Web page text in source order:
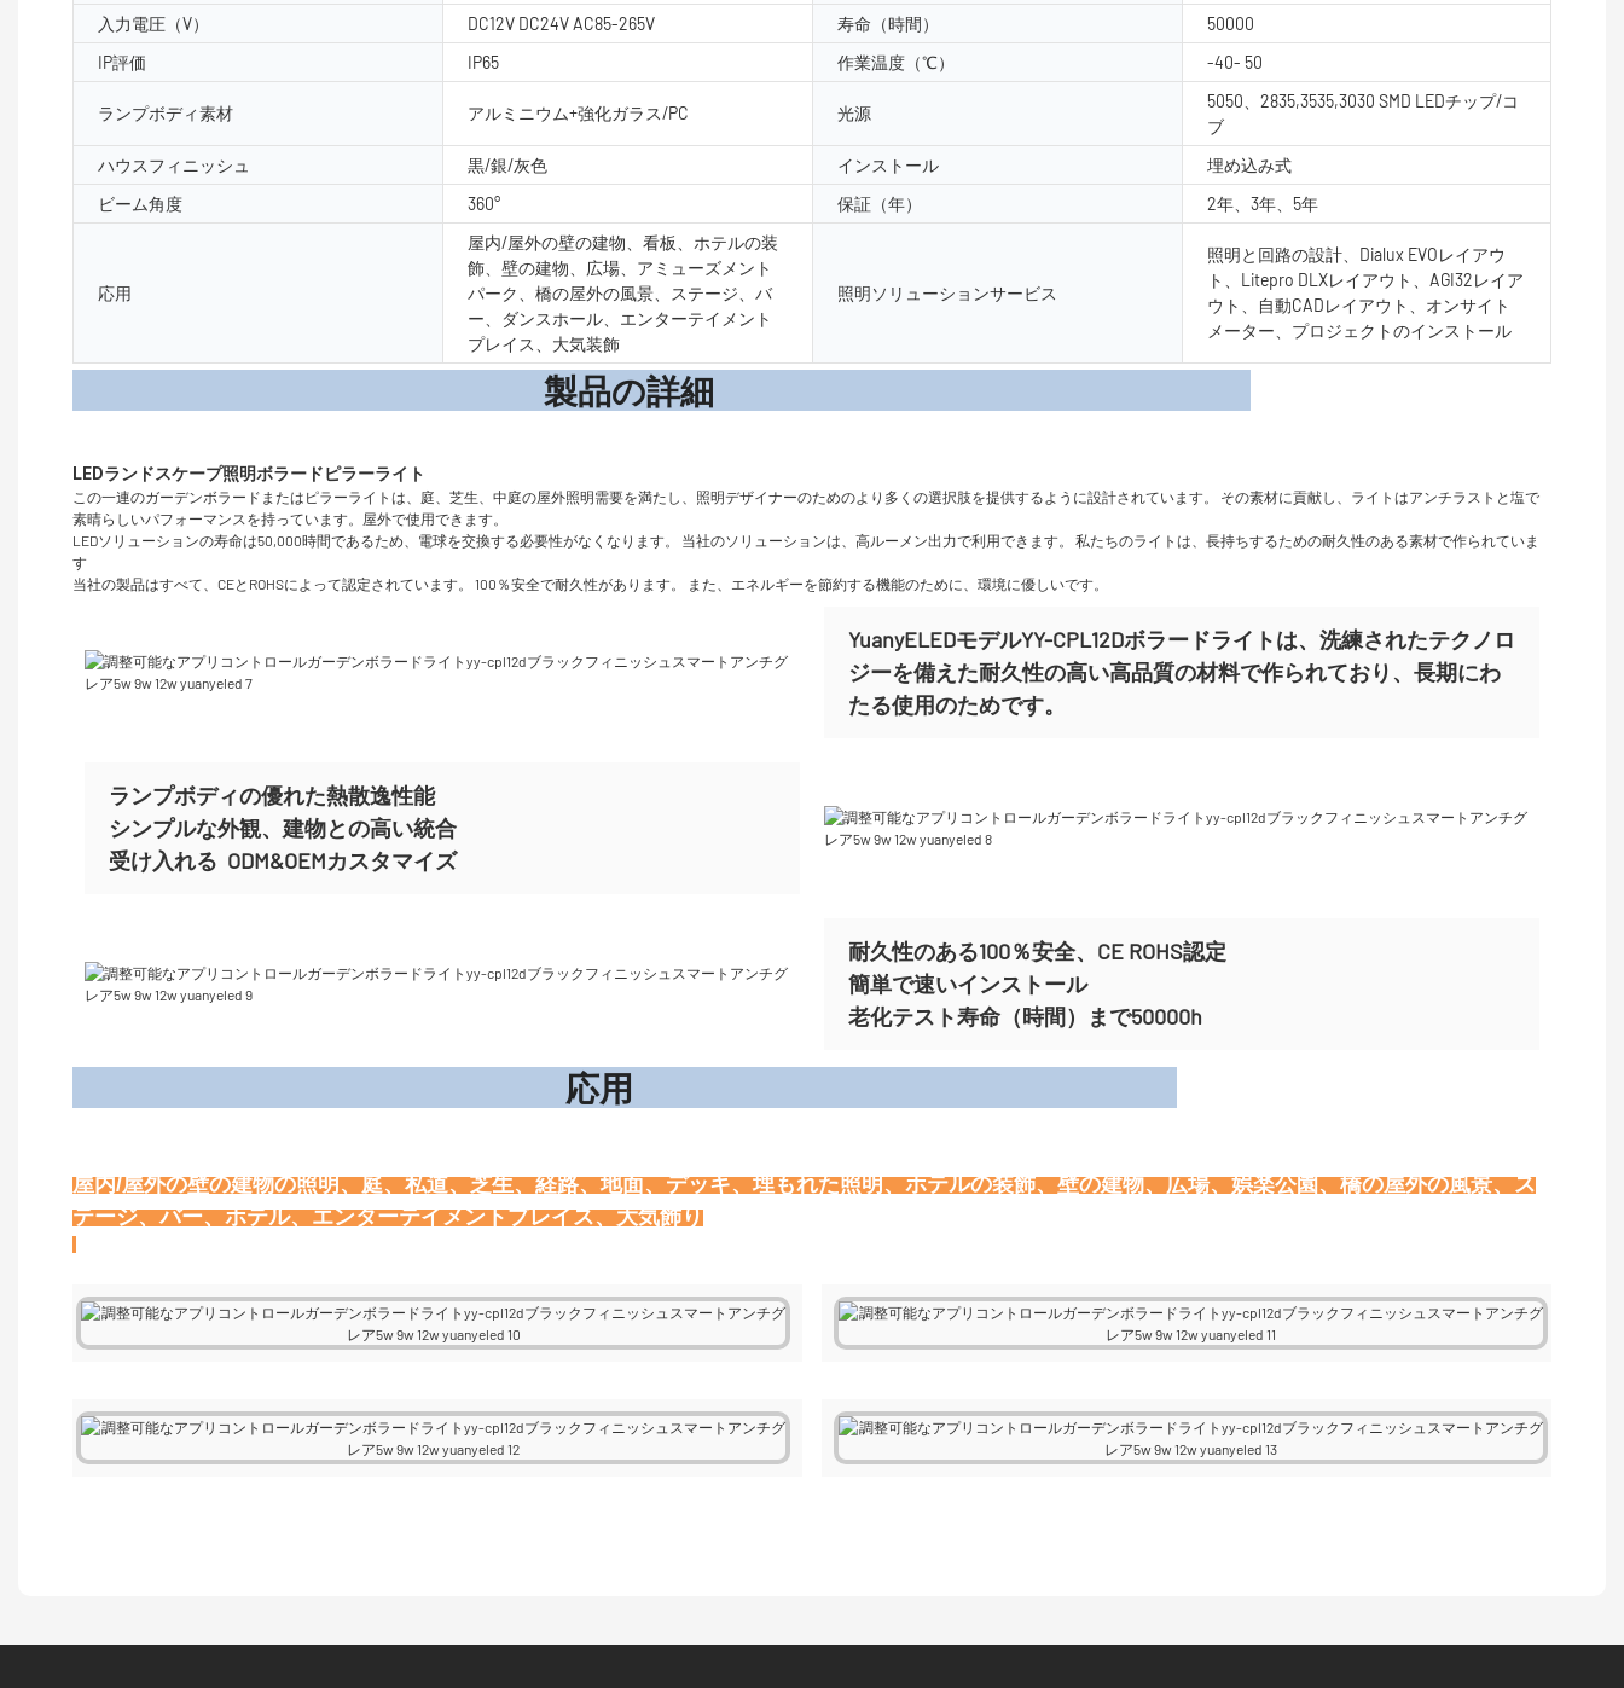
入力電圧（V）
DC12V DC24V AC85-265V 寿命（時間）
50000
IP評価
IP65 作業温度（℃） -40- 50
ランプボディ素材 アルミニウム+強化ガラス/PC 光源
5050、2835,3535,3030 SMD LEDチップ/コ
ブ
ハウスフィニッシュ
黒/銀/灰色 インストール
埋め込み式
ビーム角度
360° 保証（年） 2年、3年、5年
応用
屋内/屋外の壁の建物、看板、ホテルの装
飾、壁の建物、広場、アミューズメント
パーク、橋の屋外の風景、ステージ、バ
ー、ダンスホール、エンターテイメント
プレイス、大気装飾
照明ソリューションサービス
照明と回路の設計、Dialux EVOレイアウ
ト、Litepro DLXレイアウト、AGI32レイア
ウト、自動CADレイアウト、オンサイト
メーター、プロジェクトのインストール
製品の詳細
この一連のガーデンボラードまたはピラーライトは、庭、芝生、中庭の屋外照明需要を満たし、照明デザイナーのためのより多くの選択肢を提供するように設計されています。 その素材に貢献し、ライトはアンチラストと塩で
素晴らしいパフォーマンスを持っています。屋外で使用できます。
LEDソリューションの寿命は50,000時間であるため、電球を交換する必要性がなくなります。 当社のソリューションは、高ルーメン出力で利用できます。 私たちのライトは、長持ちするための耐久性のある素材で作られていま
す
当社の製品はすべて、CEとROHSによって認定されています。 100％安全で耐久性があります。 また、エネルギーを節約する機能のために、環境に優しいです。
YuanyELEDモデルYY-CPL12Dボラードライトは、洗練されたテクノロ
ジーを備えた耐久性の高い高品質の材料で作られており、長期にわ
たる使用のためです。
ランプボディの優れた熱散逸性能
シンプルな外観、建物との高い統合
受け入れる ODM&OEMカスタマイズ
耐久性のある100％安全、CE ROHS認定
簡単で速いインストール
老化テスト寿命（時間）まで50000h
応用
屋内/屋外の壁の建物の照明、庭、私道、芝生、経路、地面、デッキ、埋もれた照明、ホテルの装飾、壁の建物、広場、娯楽公園、橋の屋外の風景、ス